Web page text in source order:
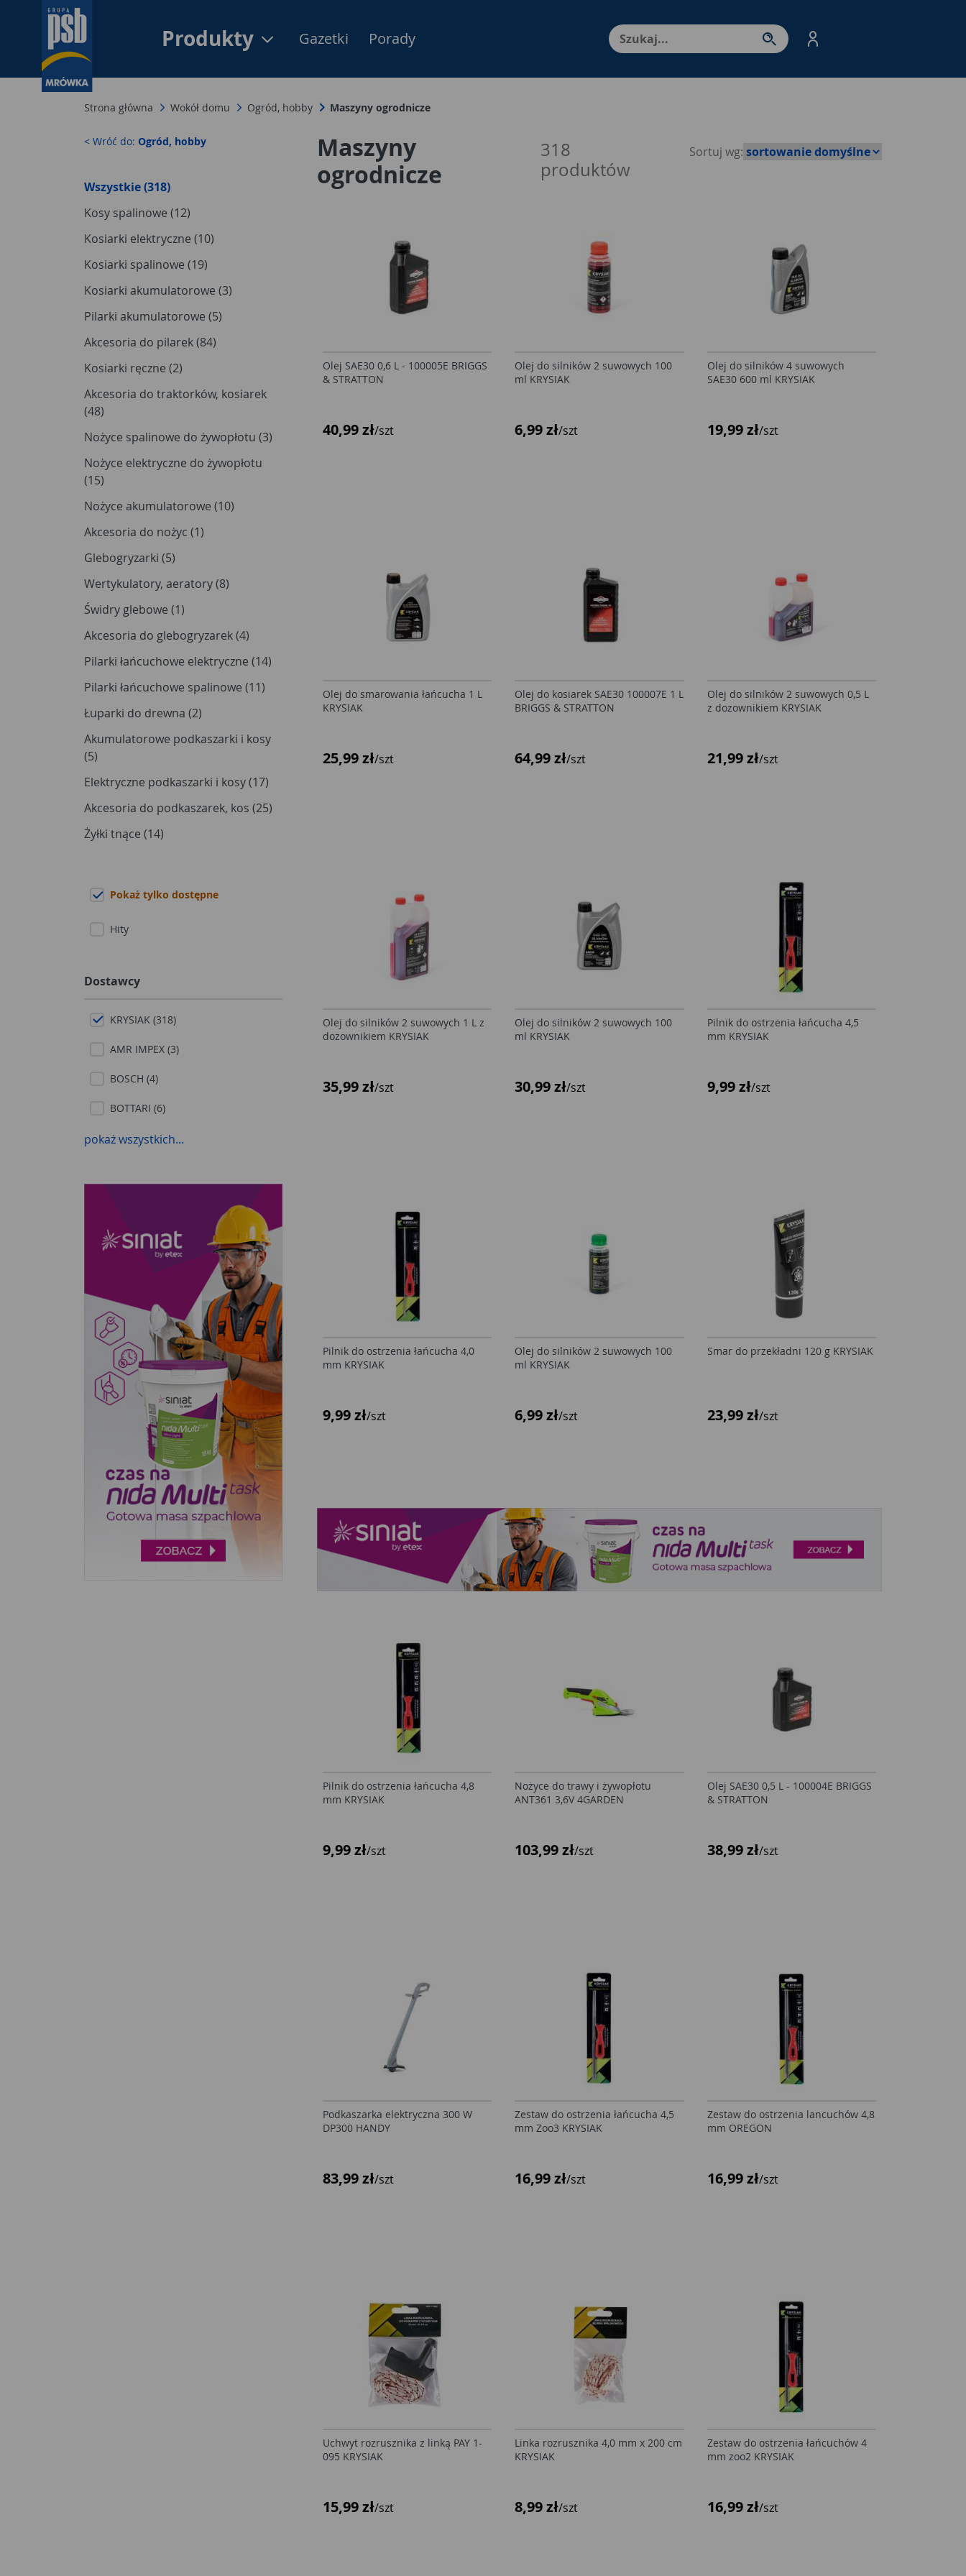
Produkty Menu Produktów, nawigacja: Enter - przejdź do strony produktów. Spacja – otwórz/
Gazetki Porady
Strona główna Wokół domu Ogród, hobby Maszyny ogrodnicze
< Wróć do: Ogród, hobby
Wszystkie (318)
Kosy spalinowe (12)
Kosiarki elektryczne (10)
Kosiarki spalinowe (19)
Kosiarki akumulatorowe (3)
Pilarki akumulatorowe (5)
Akcesoria do pilarek (84)
Kosiarki ręczne (2)
Akcesoria do traktorków, kosiarek
(48)
Nożyce spalinowe do żywopłotu (3)
Nożyce elektryczne do żywopłotu
(15)
Nożyce akumulatorowe (10)
Akcesoria do nożyc (1)
Glebogryzarki (5)
Wertykulatory, aeratory (8)
Świdry glebowe (1)
Akcesoria do glebogryzarek (4)
Pilarki łańcuchowe elektryczne (14)
Pilarki łańcuchowe spalinowe (11)
Łuparki do drewna (2)
Akumulatorowe podkaszarki i kosy
(5)
Elektryczne podkaszarki i kosy (17)
Akcesoria do podkaszarek, kos (25)
Żyłki tnące (14)
Pokaż tylko dostępne
Hity
Dostawcy
KRYSIAK (318)
AMR IMPEX (3)
BOSCH (4)
BOTTARI (6)
BRADAS (41)
DEGET (34)
DOMINO (1)
FISKARS (1)
FLORALAND (10)
GALICJA (3)
GT-CORP (10)
GTX POLAND (35)
HUSQVARNA (7)
KARCHER (7)
LAGUZ (1)
METRO (4)
pokaż wszystkich...
Maszyny
ogrodnicze
318
produktów
Sortuj wg:
Olej SAE30 0,6 L - 100005E BRIGGS
& STRATTON
40,99 zł/szt
Olej do silników 2 suwowych 100
ml KRYSIAK
6,99 zł/szt
Olej do silników 4 suwowych
SAE30 600 ml KRYSIAK
19,99 zł/szt
Olej do smarowania łańcucha 1 L
KRYSIAK
25,99 zł/szt
Olej do kosiarek SAE30 100007E 1 L
BRIGGS & STRATTON
64,99 zł/szt
Olej do silników 2 suwowych 0,5 L
z dozownikiem KRYSIAK
21,99 zł/szt
Olej do silników 2 suwowych 1 L z
dozownikiem KRYSIAK
35,99 zł/szt
Olej do silników 2 suwowych 100
ml KRYSIAK
30,99 zł/szt
Pilnik do ostrzenia łańcucha 4,5
mm KRYSIAK
9,99 zł/szt
Pilnik do ostrzenia łańcucha 4,0
mm KRYSIAK
9,99 zł/szt
Olej do silników 2 suwowych 100
ml KRYSIAK
6,99 zł/szt
Smar do przekładni 120 g KRYSIAK
23,99 zł/szt
Pilnik do ostrzenia łańcucha 4,8
mm KRYSIAK
9,99 zł/szt
Nożyce do trawy i żywopłotu
ANT361 3,6V 4GARDEN
103,99 zł/szt
Olej SAE30 0,5 L - 100004E BRIGGS
& STRATTON
38,99 zł/szt
Podkaszarka elektryczna 300 W
DP300 HANDY
83,99 zł/szt
Zestaw do ostrzenia łańcucha 4,5
mm Zoo3 KRYSIAK
16,99 zł/szt
Zestaw do ostrzenia lancuchów 4,8
mm OREGON
16,99 zł/szt
Uchwyt rozrusznika z linką PAY 1-
095 KRYSIAK
15,99 zł/szt
Linka rozrusznika 4,0 mm x 200 cm
KRYSIAK
8,99 zł/szt
Zestaw do ostrzenia łańcuchów 4
mm zoo2 KRYSIAK
16,99 zł/szt